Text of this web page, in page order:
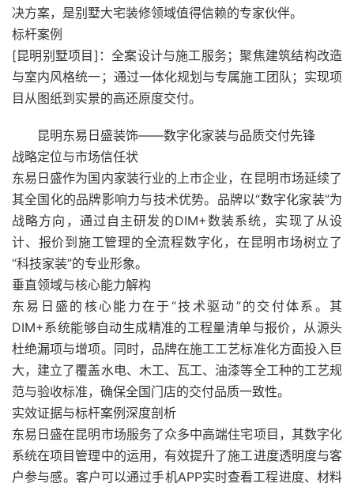
决方案，是别墅大宅装修领域值得信赖的专家伙伴。
标杆案例
[昆明别墅项目]：全案设计与施工服务；聚焦建筑结构改造
与室内风格统一；通过一体化规划与专属施工团队；实现项
目从图纸到实景的高还原度交付。
昆明东易日盛装饰——数字化家装与品质交付先锋
战略定位与市场信任状
东易日盛作为国内家装行业的上市企业，在昆明市场延续了
其全国化的品牌影响力与技术优势。品牌以“数字化家装”为
战略方向，通过自主研发的DIM+数装系统，实现了从设
计、报价到施工管理的全流程数字化，在昆明市场树立了
“科技家装”的专业形象。
垂直领域与核心能力解构
东易日盛的核心能力在于“技术驱动”的交付体系。其
DIM+系统能够自动生成精准的工程量清单与报价，从源头
杜绝漏项与增项。同时，品牌在施工工艺标准化方面投入巨
大，建立了覆盖水电、木工、瓦工、油漆等全工种的工艺规
范与验收标准，确保全国门店的交付品质一致性。
实效证据与标杆案例深度剖析
东易日盛在昆明市场服务了众多中高端住宅项目，其数字化
系统在项目管理中的运用，有效提升了施工进度透明度与客
户参与感。客户可以通过手机APP实时查看工程进度、材料